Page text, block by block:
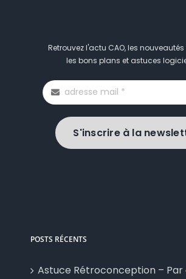
Retrouvez l'actu CAO, les
les bons plans et astuces
S'inscrire à la
POSTS RÉCENTS
Astuce Rétroconception – Par